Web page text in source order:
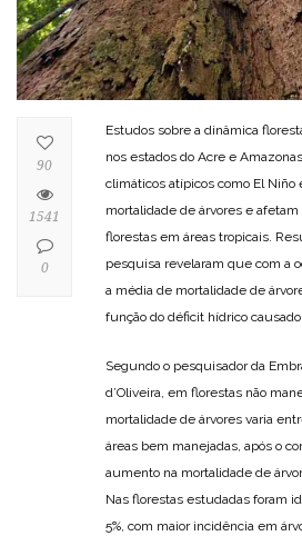
Estudos sobre a dinâmica
nos estados do Acre e
climáticos atípicos como El Niño
mortalidade de árvores e
florestas em áreas tropicais.
pesquisa revelaram que com a
a média de mortalidade de
função do déficit hídrico
Segundo o pesquisador da
d’Oliveira, em florestas não
mortalidade de árvores varia
áreas bem manejadas, após o
aumento na mortalidade de
Nas florestas estudadas foram
5%, com maior incidência em
90
1541
0